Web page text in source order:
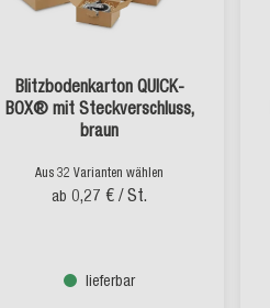
Blitzbodenkarton QUICK-
BOX® mit Steckverschluss,
braun
Aus 32 Varianten wählen
ab 0,27 € / St.
lieferbar